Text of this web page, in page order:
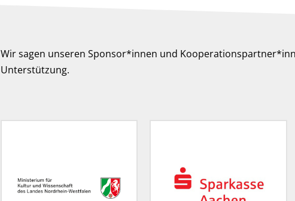
Wir sagen unseren Sponsor*innen und
Unterstützung.